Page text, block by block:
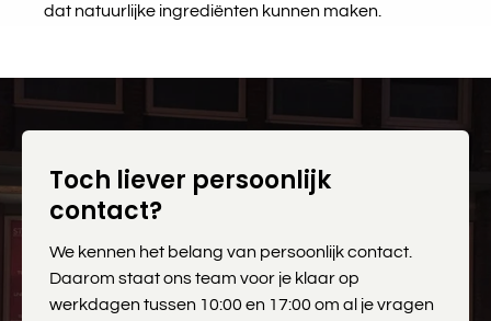
dat natuurlijke ingrediënten kunnen maken.
Toch liever persoonlijk
contact?
We kennen het belang van persoonlijk contact.
Daarom staat ons team voor je klaar op
werkdagen tussen 10:00 en 17:00 om al je vragen